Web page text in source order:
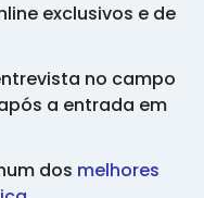
exclusivos e de
no campo
a entrada em
dos melhores